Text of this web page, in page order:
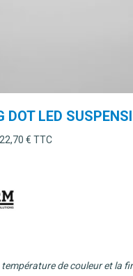
DOT LED
€ TTC
température de couleur et la